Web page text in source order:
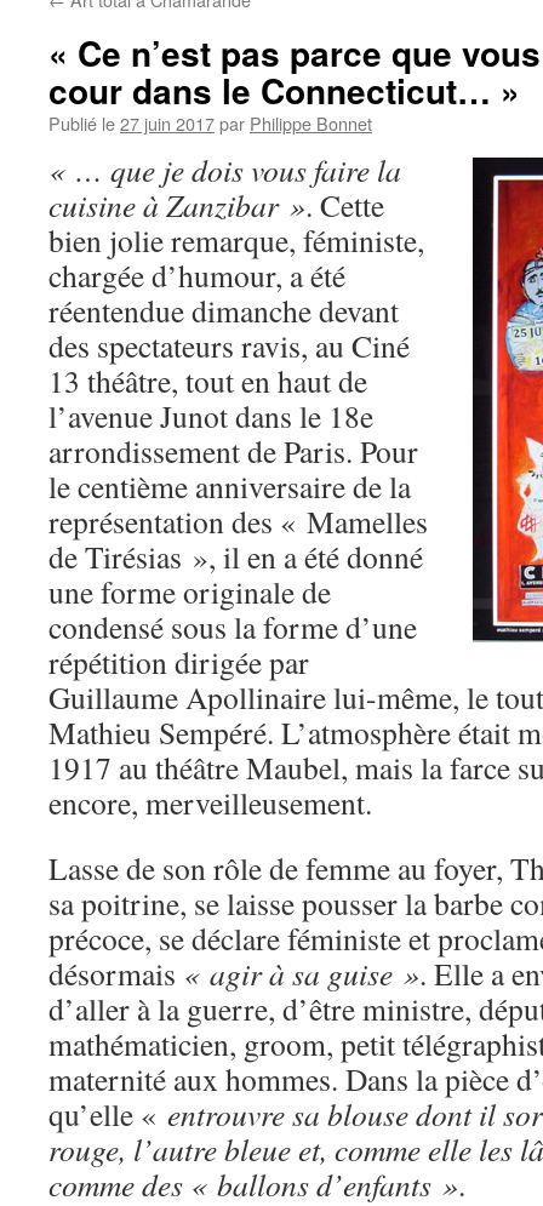
« Ce n’est pas parce que
cour dans le Connecticut… »
Publié le27 juin 2017par Philippe Bonnet
« … que je dois vous faire la
cuisine à Zanzibar ». Cette
bien jolie remarque, féministe,
chargée d’humour, a été
réentendue dimanche devant
des spectateurs ravis, au Ciné
13 théâtre, tout en haut de
l’avenue Junot dans le 18e
arrondissement de Paris. Pour
le centième anniversaire de la
représentation des « Mamelles
de Tirésias », il en a été donné
une forme originale de
condensé sous la forme d’une
répétition dirigée par
Guillaume Apollinaire lui-même, le
Mathieu Sempéré. L’atmosphère était
1917 au théâtre Maubel, mais la farce
encore, merveilleusement.
Lasse de son rôle de femme au foyer,
sa poitrine, se laisse pousser la barbe
précoce, se déclare féministe et
désormais « agir à sa guise ». Elle a
d’aller à la guerre, d’être ministre,
mathématicien, groom, petit
maternité aux hommes. Dans la pièce
qu’elle « entrouvre sa blouse dont il
rouge, l’autre bleue et, comme elle les
comme des « ballons d’enfants ».